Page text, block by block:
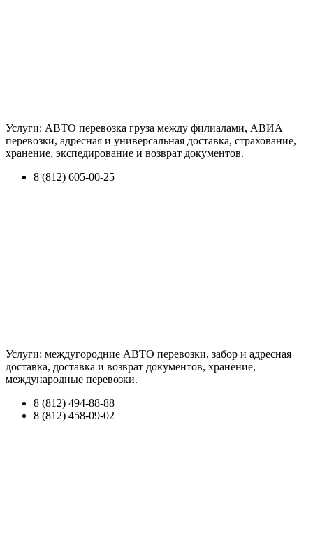
Услуги: АВТО перевозка груза между филиалами, АВИА
перевозки, адресная и универсальная доставка, страхование,
хранение, экспедирование и возврат документов.
8 (812) 605-00-25
Услуги: междугородние АВТО перевозки, забор и адресная
доставка, доставка и возврат документов, хранение,
международные перевозки.
8 (812) 494-88-88
8 (812) 458-09-02